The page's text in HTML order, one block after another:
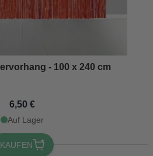
- 100 x 240 cm
6,50 €
Auf Lager
KAUFEN